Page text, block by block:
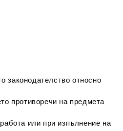
законодателство относно
противоречи на предмета
или при изпълнение на